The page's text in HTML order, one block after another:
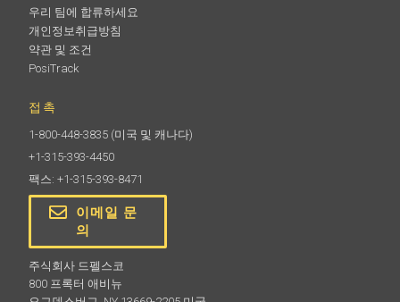
우리 팀에 합류하세요
개인정보취급방침
약관 및 조건
PosiTrack
접촉
1-800-448-3835 (미국 및 캐나다)
+1-315-393-4450
팩스: +1-315-393-8471
이메일 문
의
주식회사 드펠스코
800 프록터 애비뉴